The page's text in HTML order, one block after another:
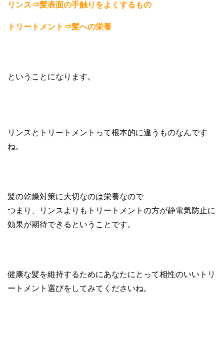
リンス⇒髪表面の手触りをよくするもの
トリートメント⇒髪への栄養
ということになります。
リンスとトリートメントって根本的に違うものなんです
ね。
髪の乾燥対策に大切なのは栄養なので
つまり、リンスよりもトリートメントの方が静電気防止に
効果が期待できるということです。
健康な髪を維持するためにあなたにとって相性のいいトリ
ートメント選びをしてみてくださいね。